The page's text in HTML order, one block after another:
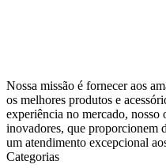
Nossa missão é fornecer aos
os melhores produtos e
experiência no mercado,
inovadores, que proporcionem
um atendimento excepcional
Categorias